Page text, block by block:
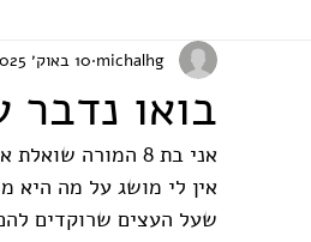
בואו נדבר
michalhg 10 באוק׳ 2025
אני בת 8 המורה שואלת אותי מול כל הכיתה: מיכל מה אמרתי עכשיו? ומוסיפה שאלה בנושא הנלמד
אין לי מושג על מה היא
שעל העצים שרוקדים